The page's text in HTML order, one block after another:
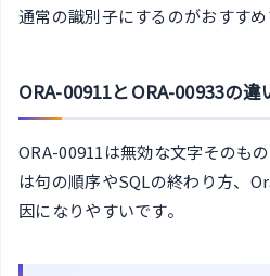
通常の識別子にするのがおすすめ
ORA-00911とORA-00933の違
ORA-00911は無効な文字そのも
は句の順序やSQLの終わり方、
因になりやすいです。